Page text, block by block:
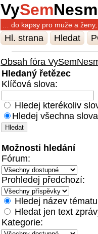
VySem
… do kapsy pro muže a
Hl. strana Hledat
Obsah fóra
Hledaný řetězec
Klíčová slova:
Hledej kterékoliv
Hledej všechna slova
Možnosti hledání
Fórum:
Prohledej předchozí:
Hledej název
Hledat jen text
Kategorie: